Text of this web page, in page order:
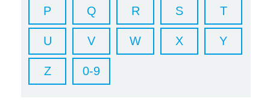
P Q R S T
U V W X Y
Z 0-9